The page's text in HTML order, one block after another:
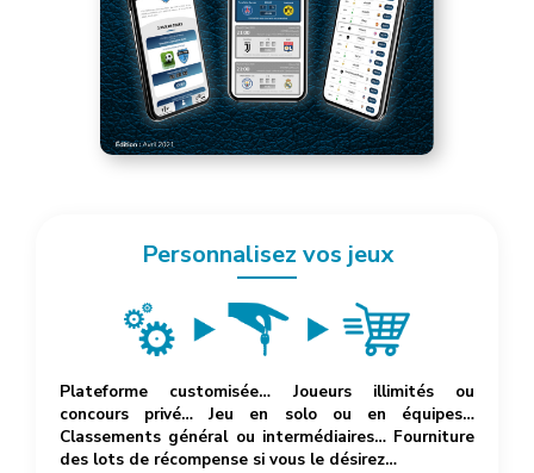
Personnalisez vos jeux
Plateforme customisée… Joueurs illimités ou
concours privé… Jeu en solo ou en équipes…
Classements général ou intermédiaires… Fourniture
des lots de récompense si vous le désirez…